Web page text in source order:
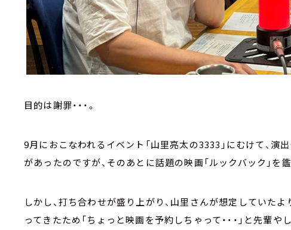
目的は謝罪・・・。
9月におこなわれるイベント「山里亮太の3333」にむけて、
があったのですが、そのあとに話題の映画「ルックバック」を
しかし、打ち合わせが盛り上がり、山里さんが想定していた
ってきたため「ちょっと映画を予約しちゃって・・・」と先輩